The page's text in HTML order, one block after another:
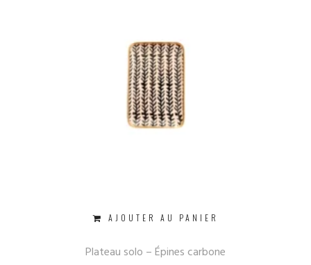
AJOUTER AU PANIER
Plateau solo – Épines carbone